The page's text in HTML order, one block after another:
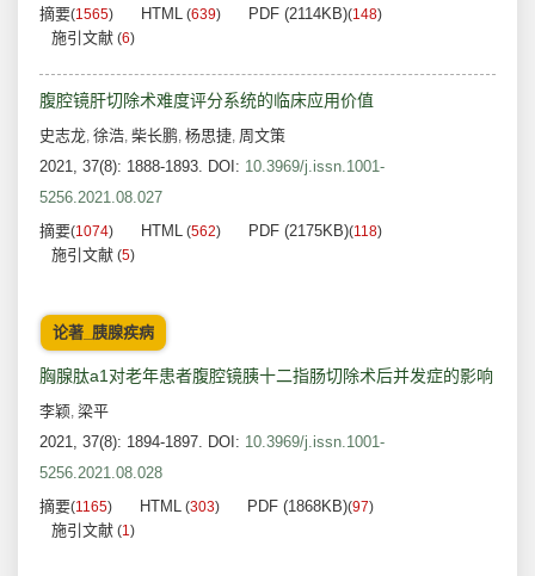
摘要(1565) HTML (639) PDF (2114KB)(148)
施引文献 (6)
腹腔镜肝切除术难度评分系统的临床应用价值
史志龙, 徐浩, 柴长鹏, 杨思捷, 周文策
2021, 37(8): 1888-1893. DOI: 10.3969/j.issn.1001-
5256.2021.08.027
摘要(1074) HTML (562) PDF (2175KB)(118)
施引文献 (5)
论著_胰腺疾病
胸腺肽a1对老年患者腹腔镜胰十二指肠切除术后并发症的影响
李颖, 梁平
2021, 37(8): 1894-1897. DOI: 10.3969/j.issn.1001-
5256.2021.08.028
摘要(1165) HTML (303) PDF (1868KB)(97)
施引文献 (1)